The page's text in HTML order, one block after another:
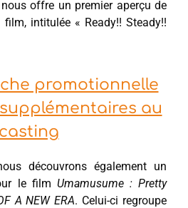
offre un premier aperçu de
intitulée « Ready!! Steady!!
promotionnelle
au
casting
découvrons également un
le film Umamusume : Pretty
A NEW ERA. Celui-ci regroupe